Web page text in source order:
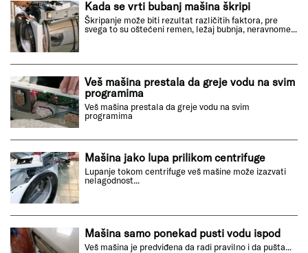
Kada se vrti bubanj mašina škripi
Škripanje može biti rezultat različitih faktora, pre
svega to su oštećeni remen, ležaj bubnja, neravnome...
Veš mašina prestala da greje vodu na svim
programima
Veš mašina prestala da greje vodu na svim
programima
Mašina jako lupa prilikom centrifuge
Lupanje tokom centrifuge veš mašine može izazvati
nelagodnost...
Mašina samo ponekad pusti vodu ispod
Veš mašina je predviđena da radi pravilno i da pušta...